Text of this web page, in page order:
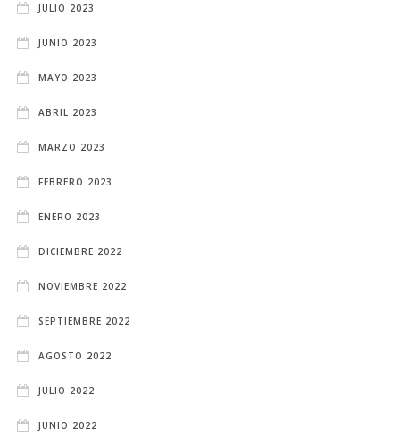
JULIO 2023
JUNIO 2023
MAYO 2023
ABRIL 2023
MARZO 2023
FEBRERO 2023
ENERO 2023
DICIEMBRE 2022
NOVIEMBRE 2022
SEPTIEMBRE 2022
AGOSTO 2022
JULIO 2022
JUNIO 2022